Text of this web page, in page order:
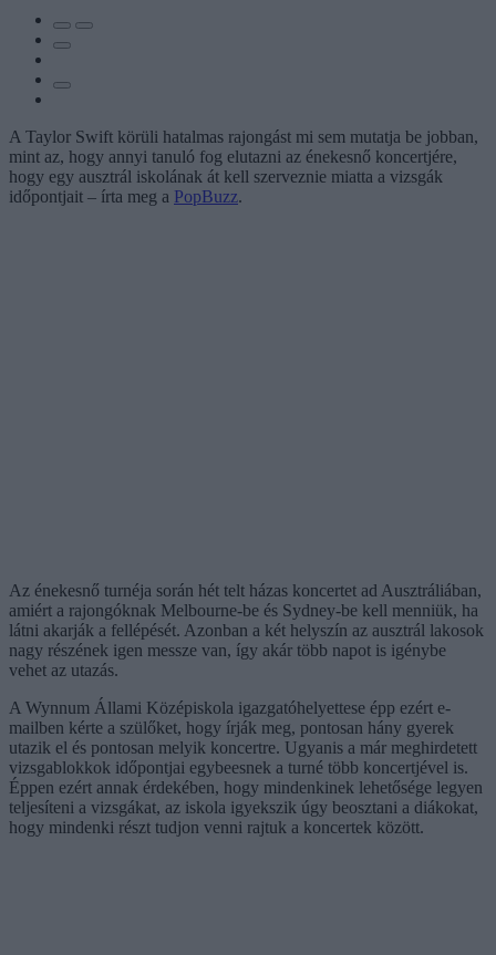
A Taylor Swift körüli hatalmas rajongást mi sem mutatja be jobban,
mint az, hogy annyi tanuló fog elutazni az énekesnő koncertjére,
hogy egy ausztrál iskolának át kell szerveznie miatta a vizsgák
időpontjait – írta meg a PopBuzz.
Az énekesnő turnéja során hét telt házas koncertet ad Ausztráliában,
amiért a rajongóknak Melbourne-be és Sydney-be kell menniük, ha
látni akarják a fellépését. Azonban a két helyszín az ausztrál lakosok
nagy részének igen messze van, így akár több napot is igénybe
vehet az utazás.
A Wynnum Állami Középiskola igazgatóhelyettese épp ezért e-
mailben kérte a szülőket, hogy írják meg, pontosan hány gyerek
utazik el és pontosan melyik koncertre. Ugyanis a már meghirdetett
vizsgablokkok időpontjai egybeesnek a turné több koncertjével is.
Éppen ezért annak érdekében, hogy mindenkinek lehetősége legyen
teljesíteni a vizsgákat, az iskola igyekszik úgy beosztani a diákokat,
hogy mindenki részt tudjon venni rajtuk a koncertek között.